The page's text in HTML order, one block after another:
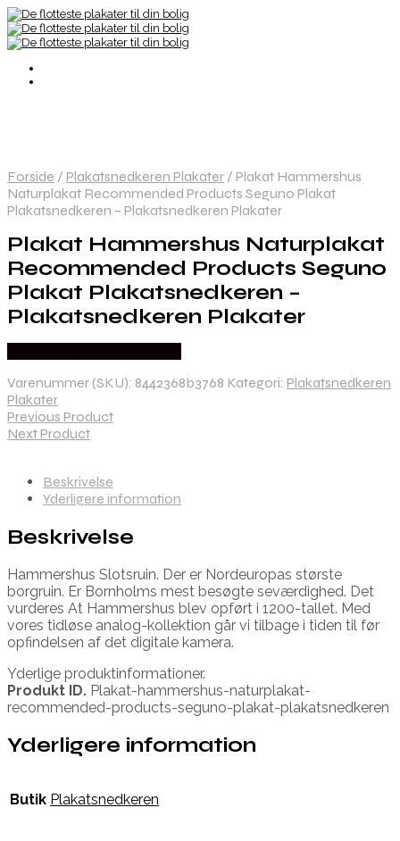
Forside / Plakatsnedkeren Plakater / Plakat Hammershus
Naturplakat Recommended Products Seguno Plakat
Plakatsnedkeren – Plakatsnedkeren Plakater
Plakat Hammershus Naturplakat
Recommended Products Seguno
Plakat Plakatsnedkeren –
Plakatsnedkeren Plakater
Varenummer (SKU): 8442368b3768 Kategori: Plakatsnedkeren
Plakater
Previous Product
Next Product
Beskrivelse
Yderligere information
Beskrivelse
Hammershus Slotsruin. Der er Nordeuropas største
borgruin. Er Bornholms mest besøgte seværdighed. Det
vurderes At Hammershus blev opført i 1200-tallet. Med
vores tidløse analog-kollektion går vi tilbage i tiden til før
opfindelsen af det digitale kamera.
Yderlige produktinformationer.
Produkt ID. Plakat-hammershus-naturplakat-
recommended-products-seguno-plakat-plakatsnedkeren
Yderligere information
Butik Plakatsnedkeren